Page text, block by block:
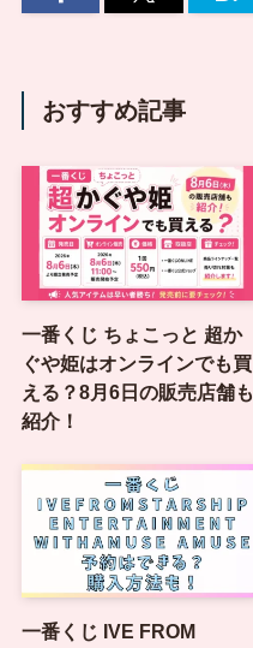
おすすめ記事
一番くじ ちょこっと 超か
ぐや姫はオンラインでも買
える？8月6日の販売店舗も
紹介！
一番くじ IVE FROM